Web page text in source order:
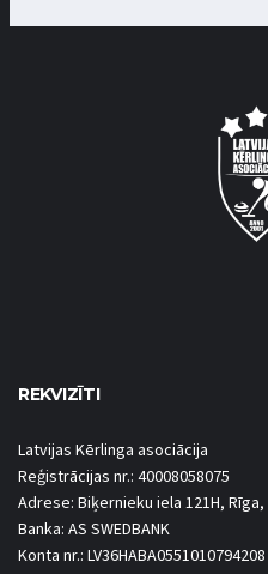
REKVIZĪTI
Latvijas Kērlinga asociācija
Reģistrācijas nr.: 40008058075
Adrese: Biķernieku iela 121H, Rīga,
Banka: AS SWEDBANK
Konta nr.: LV36HABA0551010794208